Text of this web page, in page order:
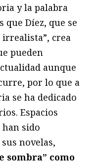
y la palabra
que Díez, que se
crea
pueden
aunque
por lo que a
se ha dedicado
Espacios
sido
novelas,
sombra” como